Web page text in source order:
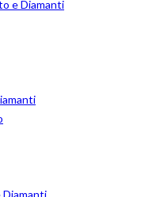
e Diamanti
Diamanti